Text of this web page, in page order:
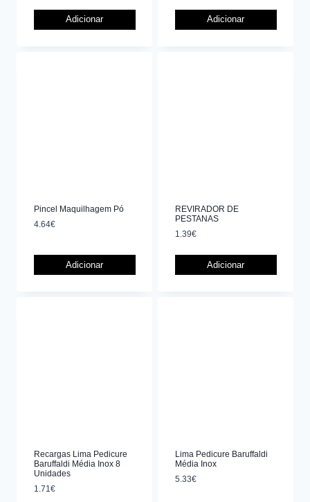
Adicionar Adicionar
Pincel Maquilhagem Pó
4.64€
Adicionar
REVIRADOR DE
PESTANAS
1.39€
Adicionar
Recargas Lima Pedicure
Baruffaldi Média Inox 8
Unidades
1.71€
Lima Pedicure Baruffaldi
Média Inox
5.33€